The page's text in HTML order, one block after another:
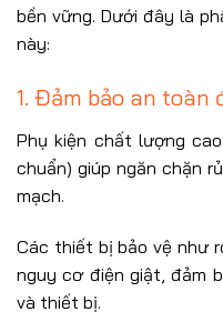
bền vững. Dưới đây là
này:
1. Đảm bảo an toàn
Phụ kiện chất lượng
chuẩn) giúp ngăn chặn
mạch.
Các thiết bị bảo vệ như
nguy cơ điện giật, đảm
và thiết bị.